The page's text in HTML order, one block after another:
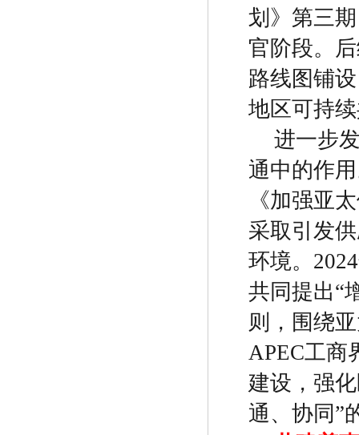
划》第三
官阶段。
路线图铺
地区可持
进一步
通中的作
《加强亚
采取引发
环境。 2024
共同提出“
则，围绕
APEC工商
建设，强
通、协同”